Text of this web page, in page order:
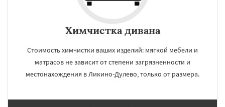
Химчистка дивана
Стоимость химчистки ваших изделий: мягкой мебели и
матрасов не зависит от степени загрязненности и
местонахождения в Ликино-Дулево, только от размера.